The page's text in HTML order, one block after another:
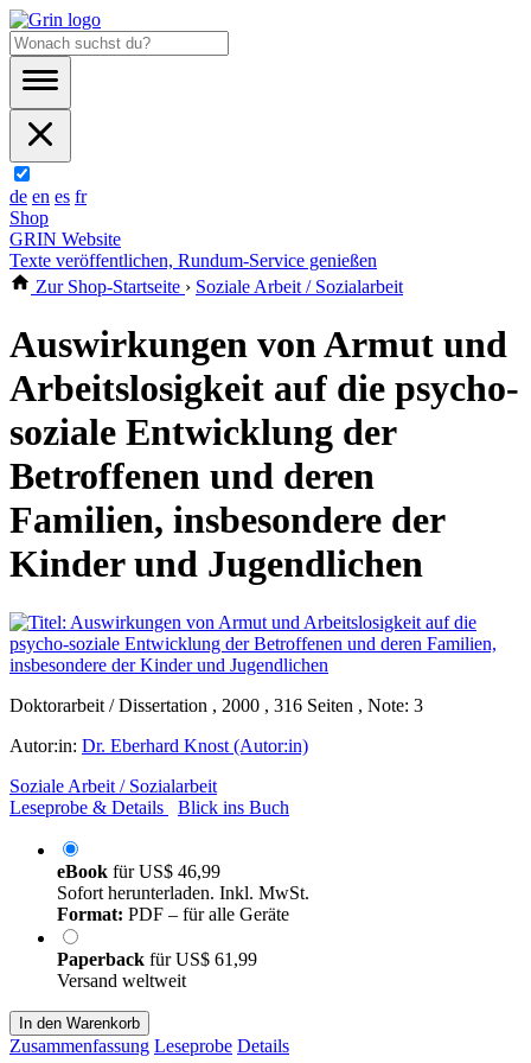
de en es fr
Shop
GRIN Website
Texte veröffentlichen, Rundum-Service genießen
Zur Shop-Startseite › Soziale Arbeit / Sozialarbeit
Auswirkungen von Armut und
Arbeitslosigkeit auf die psycho-
soziale Entwicklung der
Betroffenen und deren
Familien, insbesondere der
Kinder und Jugendlichen
Doktorarbeit / Dissertation , 2000 , 316 Seiten , Note: 3
Autor:in: Dr. Eberhard Knost (Autor:in)
Soziale Arbeit / Sozialarbeit
Leseprobe & Details
Blick ins Buch
eBook fürUS$ 46,99
Sofort herunterladen. Inkl. MwSt.
Format: PDF – für alle Geräte
Paperback fürUS$ 61,99
Versand weltweit
In den Warenkorb
Zusammenfassung Leseprobe Details